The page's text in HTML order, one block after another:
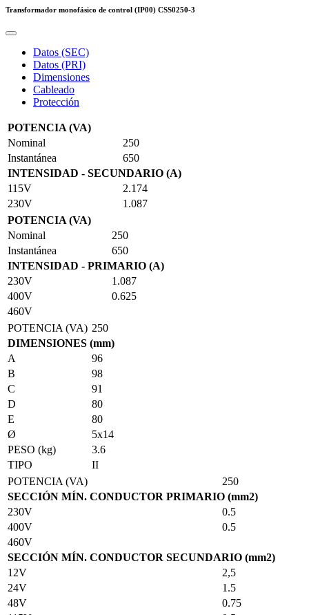
Transformador monofásico de control (IP00) CSS0250-3
Datos (SEC)
Datos (PRI)
Dimensiones
Cableado
Protección
POTENCIA (VA)
Nominal
250
Instantánea
650
INTENSIDAD - SECUNDARIO (A)
115V
2.174
230V
1.087
POTENCIA (VA)
Nominal
250
Instantánea
650
INTENSIDAD - PRIMARIO (A)
230V
1.087
400V
0.625
460V
POTENCIA (VA) 250
DIMENSIONES (mm)
A
96
B
98
C
91
D
80
E
80
Ø
5x14
PESO (kg)
3.6
TIPO
II
POTENCIA (VA)
250
SECCIÓN MÍN. CONDUCTOR PRIMARIO (mm2)
230V
0.5
400V
0.5
460V
SECCIÓN MÍN. CONDUCTOR SECUNDARIO (mm2)
12V
2,5
24V
1.5
48V
0.75